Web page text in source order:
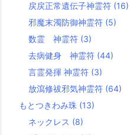
戻戻正常遺伝子神霊符 (16)
邪魔末濁防御神霊符 (5)
数霊 神霊符 (3)
去病健身 神霊符 (44)
言霊発揮 神霊符 (3)
放瀉修祓邪気神霊符 (64)
もとつきわみ珠 (13)
ネックレス (8)